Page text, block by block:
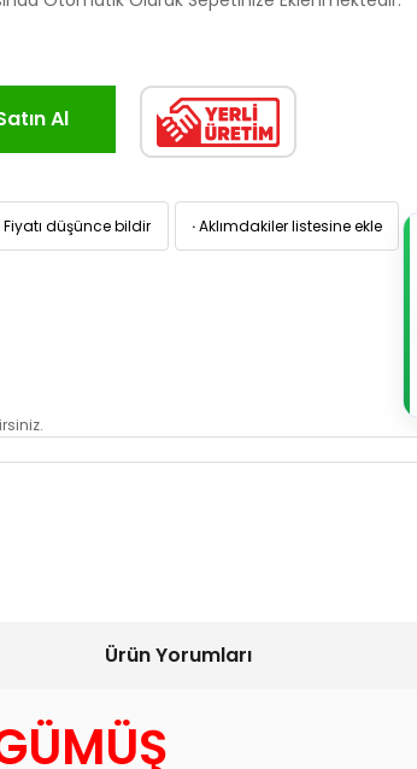
Al
Fiyatı düşünce bildir ·Aklımdakiler listesine ekle
Ürün Yorumları